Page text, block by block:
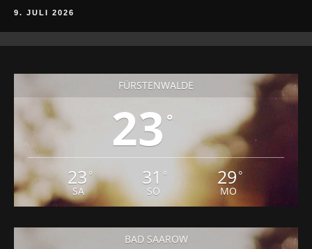
9. JULI 2026
FÜRSTENWALDE
23 °
23 °
SA
31 °
SO
29 °
MO
BAD SAAROW